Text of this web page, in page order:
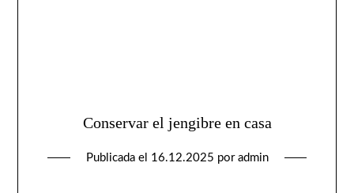
Conservar el jengibre en casa
Publicada el 16.12.2025 por admin